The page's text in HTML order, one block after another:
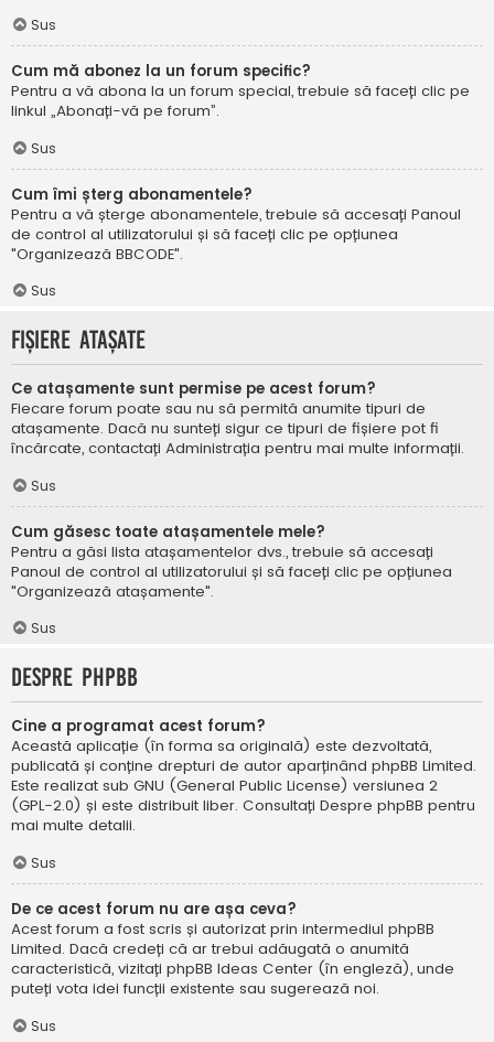
Sus
Cum mă abonez la un forum specific?
Pentru a vă abona la un forum special, trebuie să faceți clic pe
linkul „Abonați-vă pe forum”.
Sus
Cum îmi șterg abonamentele?
Pentru a vă șterge abonamentele, trebuie să accesați Panoul
de control al utilizatorului și să faceți clic pe opțiunea
"Organizează BBCODE".
Sus
Fișiere atașate
Ce atașamente sunt permise pe acest forum?
Fiecare forum poate sau nu să permită anumite tipuri de
atașamente. Dacă nu sunteți sigur ce tipuri de fișiere pot fi
încărcate, contactați Administrația pentru mai multe informații.
Sus
Cum găsesc toate atașamentele mele?
Pentru a găsi lista atașamentelor dvs., trebuie să accesați
Panoul de control al utilizatorului și să faceți clic pe opțiunea
"Organizează atașamente".
Sus
Despre phpBB
Cine a programat acest forum?
Această aplicație (în forma sa originală) este dezvoltată,
publicată și conține drepturi de autor aparținând phpBB Limited.
Este realizat sub GNU (General Public License) versiunea 2
(GPL-2.0) și este distribuit liber. Consultați Despre phpBB pentru
mai multe detalii.
Sus
De ce acest forum nu are așa ceva?
Acest forum a fost scris și autorizat prin intermediul phpBB
Limited. Dacă credeți că ar trebui adăugată o anumită
caracteristică, vizitați phpBB Ideas Center (în engleză), unde
puteți vota idei funcții existente sau sugerează noi.
Sus